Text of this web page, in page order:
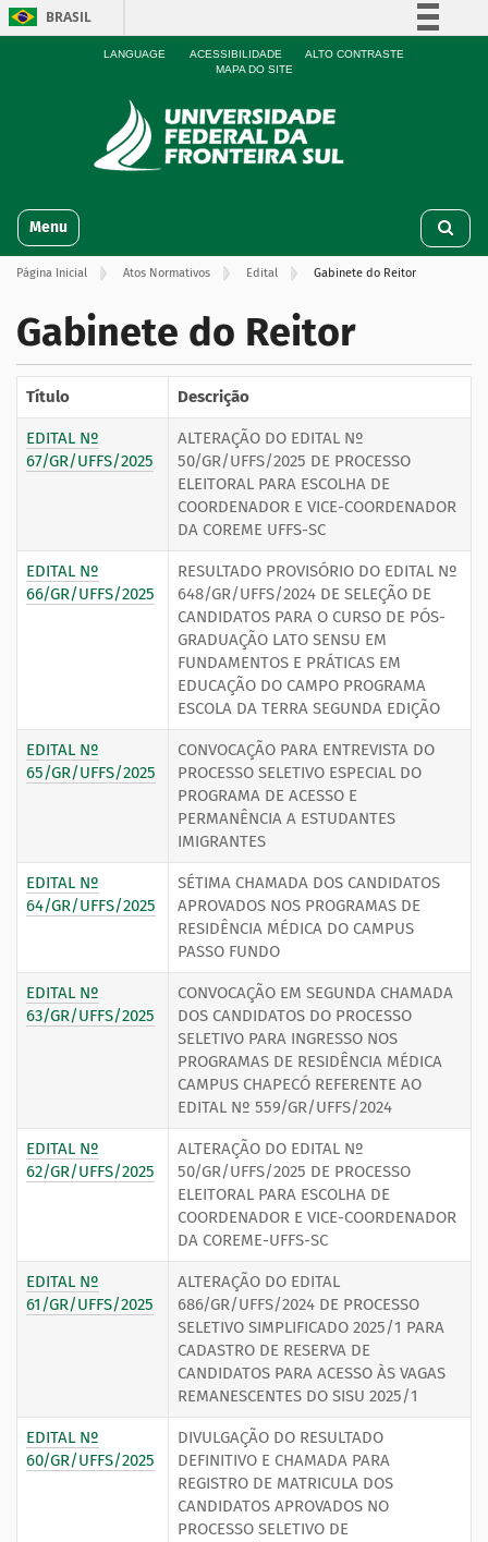
BRASIL
Simplifique!
Participe
Acesso à informação
LANGUAGE ACESSIBILIDADE
ALTO CONTRASTE
MAPA DO SITE
v
Toggle navigation
Página Inicial Atos Normativos Edital Gabinete do Reitor
Gabinete do Reitor
Título Descrição
EDITAL Nº
67/GR/UFFS/2025
ALTERAÇÃO DO EDITAL Nº
50/GR/UFFS/2025 DE PROCESSO
ELEITORAL PARA ESCOLHA DE
COORDENADOR E VICE-COORDENADOR
DA COREME UFFS-SC
EDITAL Nº
66/GR/UFFS/2025
RESULTADO PROVISÓRIO DO EDITAL Nº
648/GR/UFFS/2024 DE SELEÇÃO DE
CANDIDATOS PARA O CURSO DE PÓS-
GRADUAÇÃO LATO SENSU EM
FUNDAMENTOS E PRÁTICAS EM
EDUCAÇÃO DO CAMPO PROGRAMA
ESCOLA DA TERRA SEGUNDA EDIÇÃO
EDITAL Nº
65/GR/UFFS/2025
CONVOCAÇÃO PARA ENTREVISTA DO
PROCESSO SELETIVO ESPECIAL DO
PROGRAMA DE ACESSO E
PERMANÊNCIA A ESTUDANTES
IMIGRANTES
EDITAL Nº
64/GR/UFFS/2025
SÉTIMA CHAMADA DOS CANDIDATOS
APROVADOS NOS PROGRAMAS DE
RESIDÊNCIA MÉDICA DO CAMPUS
PASSO FUNDO
EDITAL Nº
63/GR/UFFS/2025
CONVOCAÇÃO EM SEGUNDA CHAMADA
DOS CANDIDATOS DO PROCESSO
SELETIVO PARA INGRESSO NOS
PROGRAMAS DE RESIDÊNCIA MÉDICA
CAMPUS CHAPECÓ REFERENTE AO
EDITAL Nº 559/GR/UFFS/2024
EDITAL Nº
62/GR/UFFS/2025
ALTERAÇÃO DO EDITAL Nº
50/GR/UFFS/2025 DE PROCESSO
ELEITORAL PARA ESCOLHA DE
COORDENADOR E VICE-COORDENADOR
DA COREME-UFFS-SC
EDITAL Nº
61/GR/UFFS/2025
ALTERAÇÃO DO EDITAL
686/GR/UFFS/2024 DE PROCESSO
SELETIVO SIMPLIFICADO 2025/1 PARA
CADASTRO DE RESERVA DE
CANDIDATOS PARA ACESSO ÀS VAGAS
REMANESCENTES DO SISU 2025/1
EDITAL Nº
60/GR/UFFS/2025
DIVULGAÇÃO DO RESULTADO
DEFINITIVO E CHAMADA PARA
REGISTRO DE MATRICULA DOS
CANDIDATOS APROVADOS NO
PROCESSO SELETIVO DE